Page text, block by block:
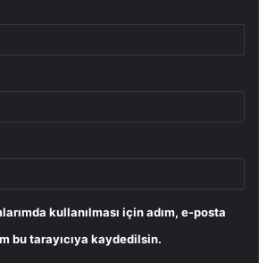
kullanılması için adım, e-posta
bu tarayıcıya kaydedilsin.